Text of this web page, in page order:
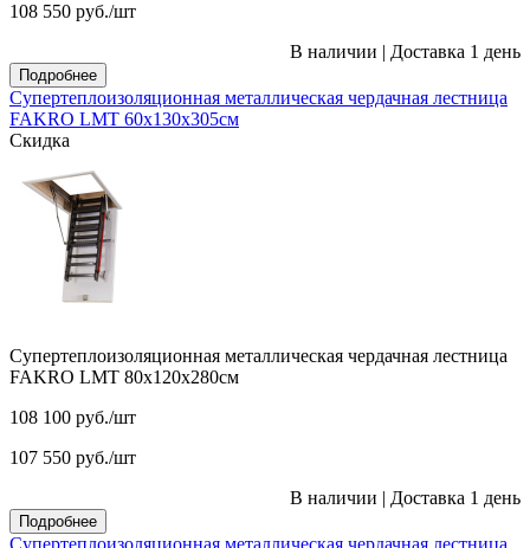
108 550 руб./шт
В наличии | Доставка 1 день
Подробнее
Супертеплоизоляционная металлическая чердачная лестница
FAKRO LMT 60х130х305см
Скидка
Супертеплоизоляционная металлическая чердачная лестница
FAKRO LMT 80х120х280см
108 100 руб./шт
107 550 руб./шт
В наличии | Доставка 1 день
Подробнее